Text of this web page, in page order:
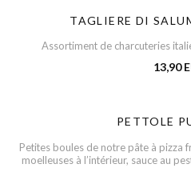
TAGLIERE DI
Assortiment de charcuteries
13,90
PETTOLE
Petites boules de notre pâte à pizza
moelleuses à l’intérieur, sauce au